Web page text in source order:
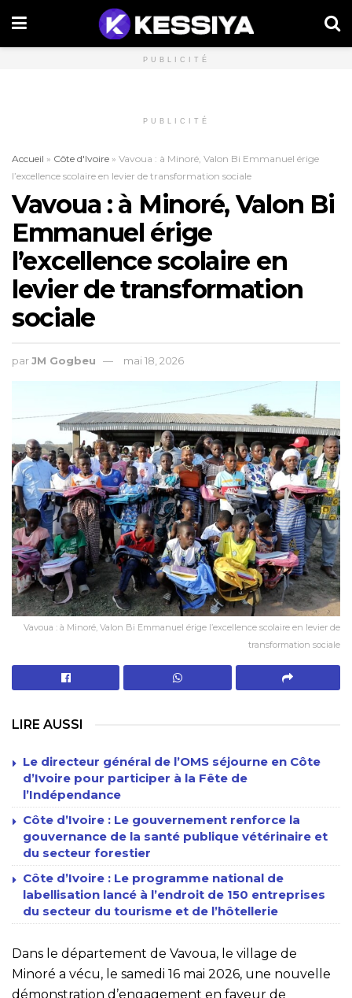
PUBLICITÉ
PUBLICITÉ
Accueil » Côte d'Ivoire » Vavoua : à Minoré, Valon Bi Emmanuel érige
l’excellence scolaire en levier de transformation sociale
Vavoua : à Minoré, Valon Bi
Emmanuel érige
l’excellence scolaire en
levier de transformation
sociale
parJM Gogbeu mai 18, 2026
Vavoua : à Minoré, Valon Bi Emmanuel érige l’excellence scolaire en levier de
transformation sociale
LIRE AUSSI
Le directeur général de l’OMS séjourne en Côte
d’Ivoire pour participer à la Fête de
l’Indépendance
Côte d’Ivoire : Le gouvernement renforce la
gouvernance de la santé publique vétérinaire et
du secteur forestier
Côte d’Ivoire : Le programme national de
labellisation lancé à l’endroit de 150 entreprises
du secteur du tourisme et de l’hôtellerie
Dans le département de Vavoua, le village de
Minoré a vécu, le samedi 16 mai 2026, une nouvelle
démonstration d’engagement en faveur de